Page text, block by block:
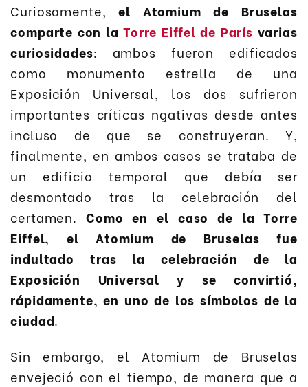
Curiosamente,el Atomium de Bruselas
comparte con la Torre Eiffel de París varias
curiosidades: ambos fueron edificados
como monumento estrella de una
Exposición Universal, los dos sufrieron
importantes críticas ngativas desde antes
incluso de que se construyeran. Y,
finalmente, en ambos casos se trataba de
un edificio temporal que debía ser
desmontado tras la celebración del
certamen. Como en el caso de la Torre
Eiffel, el Atomium de Bruselas fue
indultado tras la celebración de la
Exposición Universal y se convirtió,
rápidamente, en uno de los símbolos de la
ciudad.
Sin embargo, el Atomium de Bruselas
envejeció con el tiempo, de manera que a